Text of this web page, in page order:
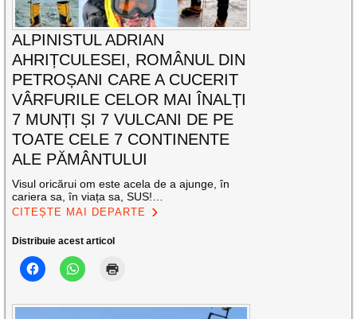
ALPINISTUL ADRIAN
AHRIȚCULESEI, ROMÂNUL DIN
PETROȘANI CARE A CUCERIT
VÂRFURILE CELOR MAI ÎNALȚI
7 MUNȚI ȘI 7 VULCANI DE PE
TOATE CELE 7 CONTINENTE
ALE PĂMÂNTULUI
Visul oricărui om este acela de a ajunge, în
cariera sa, în viața sa, SUS!…
CITEȘTE MAI DEPARTE
Distribuie acest articol